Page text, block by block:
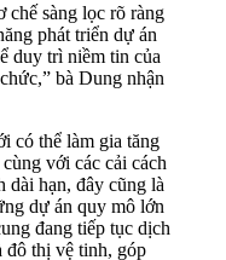
chế sàng lọc rõ ràng
phát triển dự án
duy trì niềm tin của
bà Dung nhận
có thể làm gia tăng
với các cải cách
dài hạn, đây cũng là
dự án quy mô lớn
đang tiếp tục dịch
đô thị vệ tinh, góp